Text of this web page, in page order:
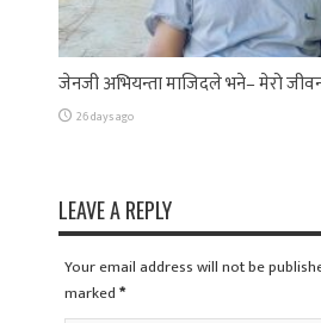
जेनजी अभियन्ता माजिदले भने– मेरो
26 days ago
LEAVE A REPLY
Your email address will not be
marked*